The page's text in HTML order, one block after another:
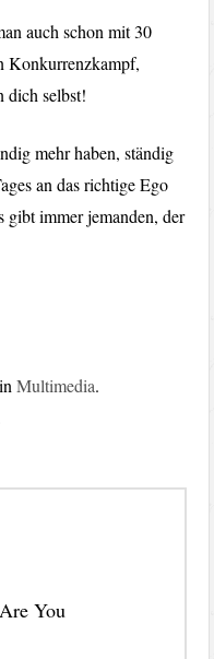
auch schon mit 30
Konkurrenzkampf,
dich selbst!
mehr haben, ständig
an das richtige Ego
gibt immer jemanden, der
inMultimedia.
You